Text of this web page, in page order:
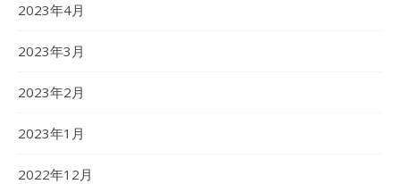
2023年4月
2023年3月
2023年2月
2023年1月
2022年12月